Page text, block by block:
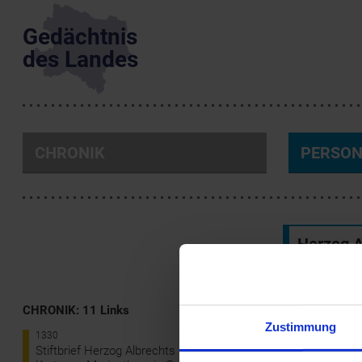
Zustimmung
Gedächtnis
des Landes
Herzog
Biographie
Herzog
Er war der
CHRONIK: 11 Links
1330
Stiftbrief Herzog Albrechts II. für die